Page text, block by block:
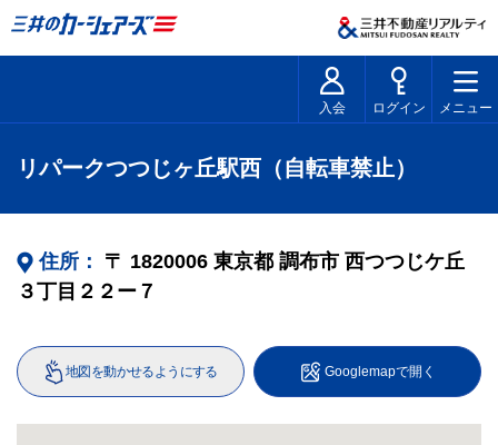
入会 ログイン メニュー
リパークつつじヶ丘駅西（自転車禁止）
住所： 〒 1820006 東京都 調布市 西つつじケ丘
３丁目２２ー７
地図を動かせるようにする Googlemapで開く